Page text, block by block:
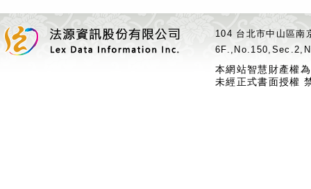
104 台北市中山區
本網站智慧財產權
未經正式書面授權